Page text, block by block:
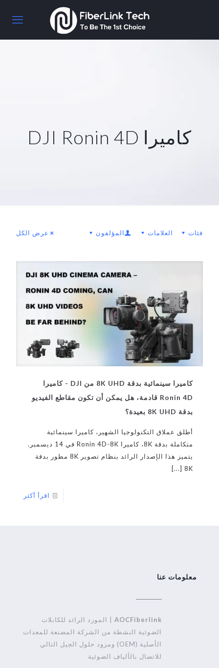
كاميرا DJI Ronin 4D
فئات العلامات المؤلفون عرض الكل
كاميرا سينمائية بدقة 8K UHD من DJI - كاميرا
Ronin 4D قادمة، هل يمكن أن تكون مقاطع الفيديو
بدقة 8K UHD بعيدة؟
أطلق عملاق التكنولوجيا الشهير، كاميرا سينمائية
متكاملة بدقة 8K، كاميرا Ronin 4D-8K في 14 ديسمبر.
يتميز هذا الإصدار الرائد بنظام تصوير 8K مطور بدقة
8K
[...]
اقرأ أكثر
معلومات عنا
AOCFiberlink| المورد الرائد للكابلات
الضوئية النشطة من الشركة المصنعة للمعدات
الأصلية (OEM) ومزود حلول الجيل التالي
للاتصال بالألياف الضوئية